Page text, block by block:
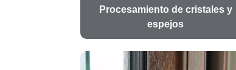
Procesamiento de cristales y
espejos